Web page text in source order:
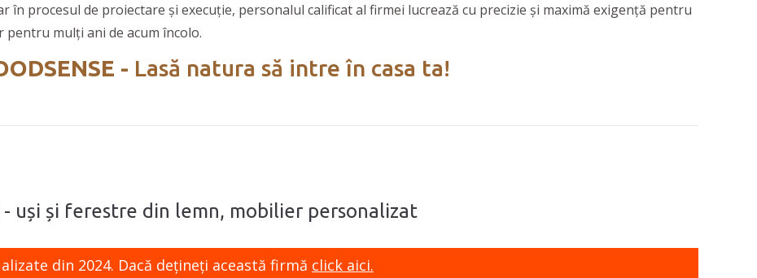
în procesul de proiectare și execuție, personalul calificat al firmei lucrează cu precizie și maximă exigență pentru
mulți ani de acum încolo.
- Lasă natura să intre în casa ta!
uși și ferestre din lemn, mobilier personalizat
din 2024. Dacă dețineți această firmă click aici.